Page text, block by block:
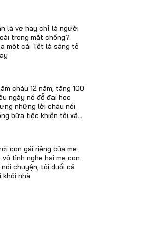
là vợ hay chỉ là người
trong mắt chồng?
một cái Tết là sáng tỏ
cháu 12 năm, tặng 100
ngày nó đỗ đại học
những lời cháu nói
bữa tiệc khiến tôi xấu
con gái riêng của mẹ
vô tình nghe hai mẹ con
nói chuyện, tôi đuổi cả
khỏi nhà